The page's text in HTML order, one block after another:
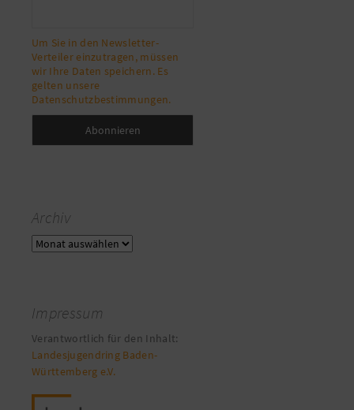
Um Sie in den Newsletter-
Verteiler einzutragen, müssen
wir Ihre Daten speichern. Es
gelten unsere
Datenschutzbestimmungen.
Archiv
Archiv
Impressum
Verantwortlich für den Inhalt:
Landesjugendring Baden-
Württemberg e.V.